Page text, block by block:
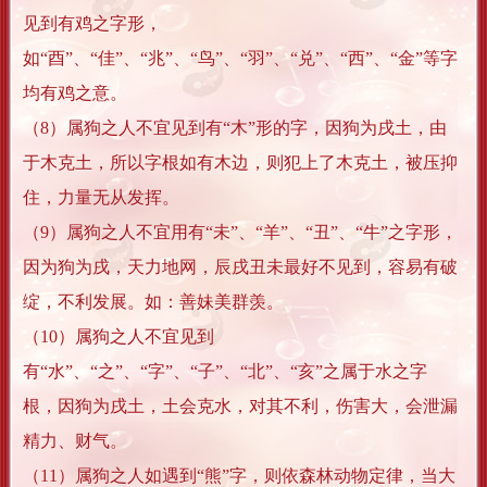
见到有鸡之字形，
如“酉”、“佳”、“兆”、“鸟”、“羽”、“兑”、“西”、“金”等字
均有鸡之意。
（8）属狗之人不宜见到有“木”形的字，因狗为戌土，由
于木克土，所以字根如有木边，则犯上了木克土，被压抑
住，力量无从发挥。
（9）属狗之人不宜用有“未”、“羊”、“丑”、“牛”之字形，
因为狗为戌，天力地网，辰戌丑未最好不见到，容易有破
绽，不利发展。如：善妹美群羡。
（10）属狗之人不宜见到
有“水”、“之”、“字”、“子”、“北”、“亥”之属于水之字
根，因狗为戌土，土会克水，对其不利，伤害大，会泄漏
精力、财气。
（11）属狗之人如遇到“熊”字，则依森林动物定律，当大